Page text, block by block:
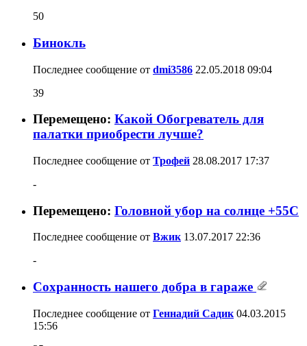
50
Бинокль
Последнее сообщение от dmi3586 22.05.2018 09:04
39
Перемещено: Какой Обогреватель для
палатки приобрести лучше?
Последнее сообщение от Трофей 28.08.2017 17:37
-
Перемещено: Головной убор на солнце +55С
Последнее сообщение от Вжик13.07.2017 22:36
-
Сохранность нашего добра в гараже
Последнее сообщение от Геннадий Садик 04.03.2015
15:56